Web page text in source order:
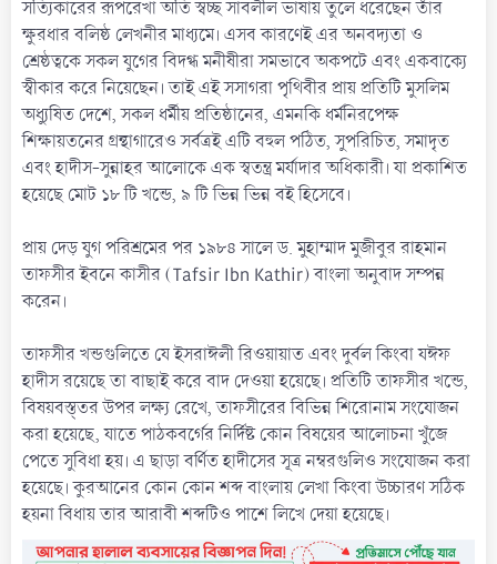
সত্যিকারের রূপরেখা অতি স্বচ্ছ সাবলীল ভাষায় তুলে ধরেছেন তাঁর
ক্ষুরধার বলিষ্ঠ লেখনীর মাধ্যমে। এসব কারণেই এর অনবদ্যতা ও
শ্রেষ্ঠত্বকে সকল যুগের বিদগ্ধ মনীষীরা সমভাবে অকপটে এবং একবাক্যে
স্বীকার করে নিয়েছেন। তাই এই সসাগরা পৃথিবীর প্রায় প্রতিটি মুসলিম
অধ্যুষিত দেশে, সকল ধর্মীয় প্রতিষ্ঠানের, এমনকি ধর্মনিরপেক্ষ
শিক্ষায়তনের গ্রন্থাগারেও সর্বত্রই এটি বহুল পঠিত, সুপরিচিত, সমাদৃত
এবং হাদীস-সুন্নাহর আলোকে এক স্বতন্ত্র মর্যাদার অধিকারী। যা প্রকাশিত
হয়েছে মোট ১৮ টি খন্ডে, ৯ টি ভিন্ন ভিন্ন বই হিসেবে।
প্রায় দেড় যুগ পরিশ্রমের পর ১৯৮৪ সালে ড. মুহাম্মাদ মুজীবুর রাহমান
তাফসীর ইবনে কাসীর (Tafsir Ibn Kathir) বাংলা অনুবাদ সম্পন্ন
করেন।
তাফসীর খন্ডগুলিতে যে ইসরাঈলী রিওয়ায়াত এবং দুর্বল কিংবা যঈফ
হাদীস রয়েছে তা বাছাই করে বাদ দেওয়া হয়েছে। প্রতিটি তাফসীর খন্ডে,
বিষয়বস্ত্তর উপর লক্ষ্য রেখে, তাফসীরের বিভিন্ন শিরোনাম সংযোজন
করা হয়েছে, যাতে পাঠকবর্গের নির্দিষ্ট কোন বিষয়ের আলোচনা খুঁজে
পেতে সুবিধা হয়। এ ছাড়া বর্ণিত হাদীসের সূত্র নম্বরগুলিও সংযোজন করা
হয়েছে। কুরআনের কোন কোন শব্দ বাংলায় লেখা কিংবা উচ্চারণ সঠিক
হয়না বিধায় তার আরাবী শব্দটিও পাশে লিখে দেয়া হয়েছে।